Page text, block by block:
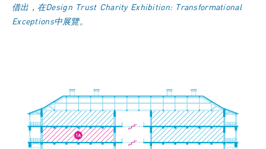
借出，在Design Trust Charity Exhibition: Transformational
Exceptions中展覽。